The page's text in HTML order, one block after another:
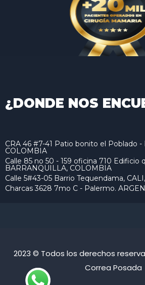
¿DONDE NOS
CRA 46 #7-41 Patio bonito el Poblado
COLOMBIA
Calle 85 no 50 - 159 oficina 710
BARRANQUILLA, COLOMBIA
Calle 5#43-05 Barrio Tequendama,
Charcas 3628 7mo C - Palermo.
2023 © Todos los derechos
Correa Posada